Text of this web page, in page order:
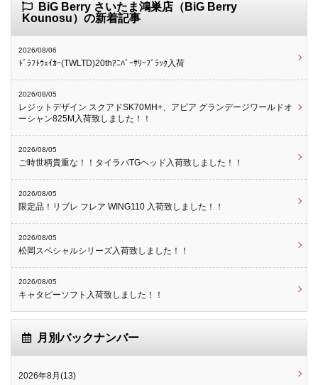
BiG Berry さいたま鴻巣店（BiG Berry
Kounosu）の新着記事
2026/08/06
ﾄﾞﾗﾌﾄｳｪｲｶｰ(TWLTD)20thｱﾆﾊﾞｰｻﾘｰﾌﾞﾗｯｸ入荷
2026/08/05
レジットデザイン スクアドSK70MH+、アピア グランデージワールドオ
ーシャン825M入荷致しました！！
2026/08/05
ご時世柄貴重な！！タイラバTGヘッド入荷致しました！！
2026/08/05
限定品！リブレ フレア WING110 入荷致しました！！
2026/08/05
松岡スペシャルシリーズ入荷致しました！！
2026/08/05
キャタピーソフト入荷致しました！！
月別バックナンバー
2026年8月(13)